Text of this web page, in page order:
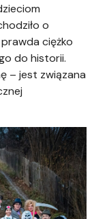
o
ciężko
do historii.
– jest związana